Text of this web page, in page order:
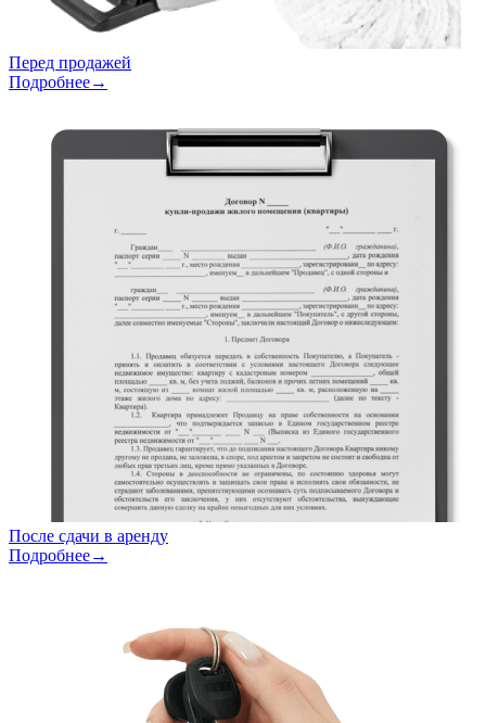
Перед продажей
Подробнее→
После сдачи в аренду
Подробнее→